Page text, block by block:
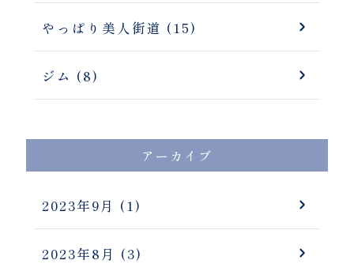
やっぱり美人街道 (15)
ジム (8)
アーカイブ
2023年9月 (1)
2023年8月 (3)